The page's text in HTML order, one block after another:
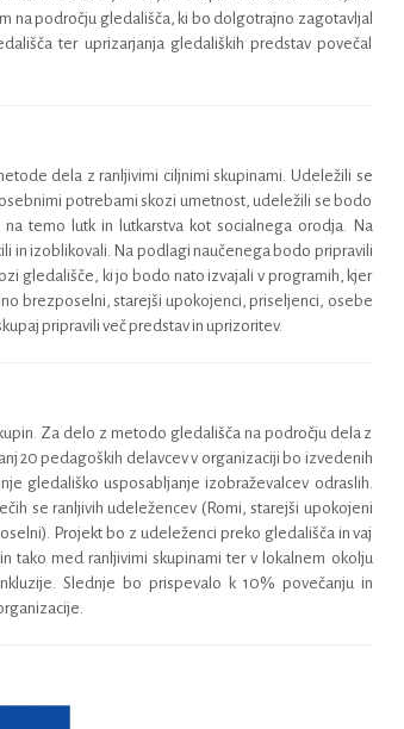
na področju gledališča, ki bo dolgotrajno zagotavljal
ter uprizarjanja gledaliških predstav povečal
dela z ranljivimi ciljnimi skupinami. Udeležili se
potrebami skozi umetnost, udeležili se bodo
temo lutk in lutkarstva kot socialnega orodja. Na
in izoblikovali. Na podlagi naučenega bodo pripravili
gledališče, ki jo bodo nato izvajali v programih, kjer
brezposelni, starejši upokojenci, priseljenci, osebe
pripravili več predstav in uprizoritev.
Za delo z metodo gledališča na področju dela z
20 pedagoških delavcev v organizaciji bo izvedenih
gledališko usposabljanje izobraževalcev odraslih.
se ranljivih udeležencev (Romi, starejši upokojeni
Projekt bo z udeleženci preko gledališča in vaj
tako med ranljivimi skupinami ter v lokalnem okolju
Slednje bo prispevalo k 10% povečanju in